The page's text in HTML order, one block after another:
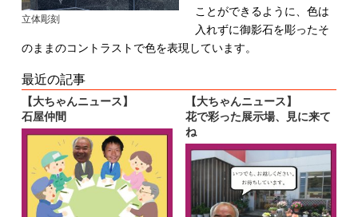
立体彫刻
ことができるように、色は
入れずに御影石を彫ったそ
のままのコントラストで色を表現しています。
最近の記事
【大ちゃんニュース】
石屋仲間
【大ちゃんニュース】
花で彩った展示場、見に来て
ね